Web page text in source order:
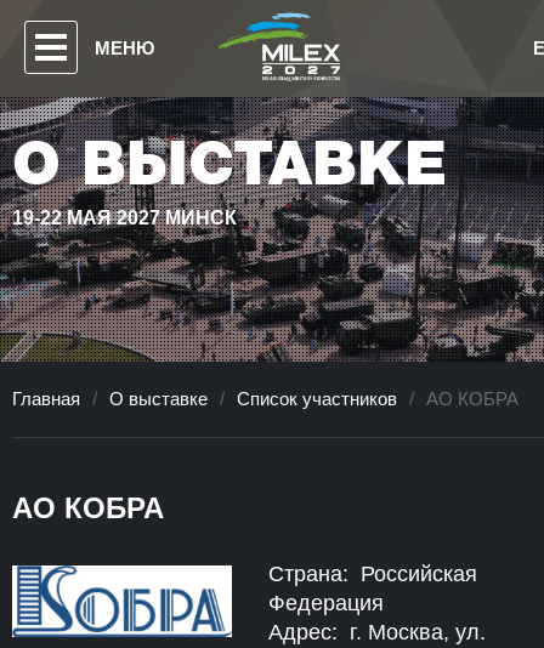
МЕНЮ
О ВЫСТАВКЕ
19-22 МАЯ 2027 МИНСК
Главная / О выставке / Список участников / АО КОБРА
АО КОБРА
Страна: Российская
Федерация
Адрес: г. Москва, ул.